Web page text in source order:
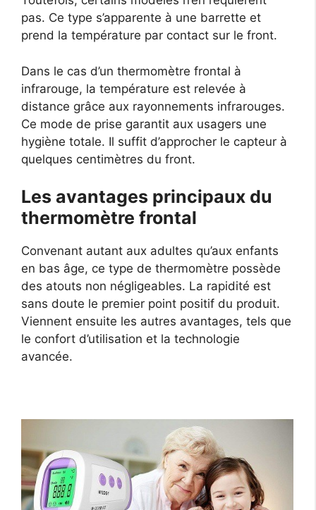
pas. Ce type s’apparente à une barrette et
prend la température par contact sur le front.
Dans le cas d’un thermomètre frontal à
infrarouge, la température est relevée à
distance grâce aux rayonnements infrarouges.
Ce mode de prise garantit aux usagers une
hygiène totale. Il suffit d’approcher le capteur à
quelques centimètres du front.
Les avantages principaux du
thermomètre frontal
Convenant autant aux adultes qu’aux enfants
en bas âge, ce type de thermomètre possède
des atouts non négligeables. La rapidité est
sans doute le premier point positif du produit.
Viennent ensuite les autres avantages, tels que
le confort d’utilisation et la technologie
avancée.